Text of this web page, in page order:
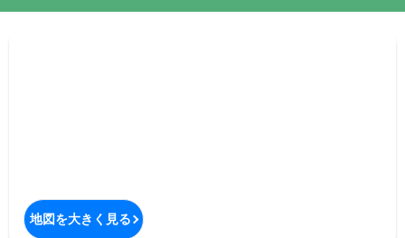
地図を大きく見る